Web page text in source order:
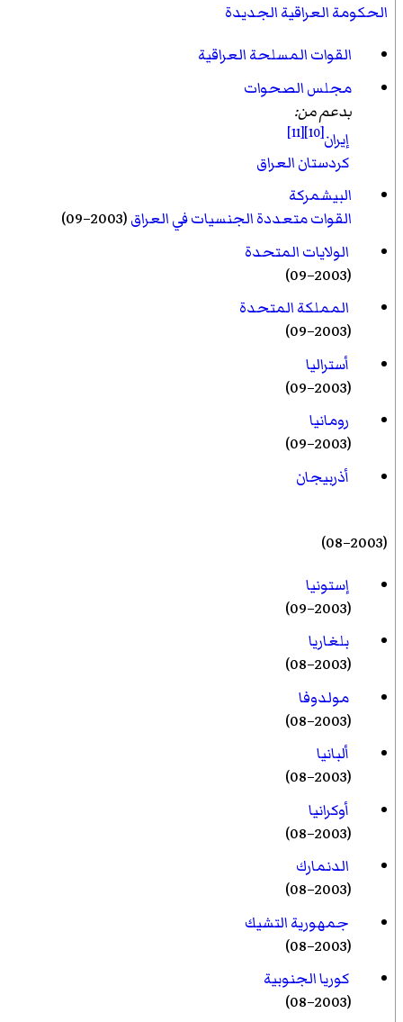
الحكومة العراقية الجديدة
القوات المسلحة العراقية
مجلس الصحوات
بدعم من:
إيران[10]
[11]
كردستان العراق
البيشمركة
القوات متعددة الجنسيات في العراق(2003–09)
الولايات المتحدة
(2003–09)
المملكة المتحدة
(2003–09)
أستراليا
(2003–09)
رومانيا
(2003–09)
أذربيجان
(2003–08)
إستونيا
(2003–09)
بلغاريا
(2003–08)
مولدوفا
(2003–08)
ألبانيا
(2003–08)
أوكرانيا
(2003–08)
الدنمارك
(2003–08)
جمهورية التشيك
(2003–08)
كوريا الجنوبية
(2003–08)